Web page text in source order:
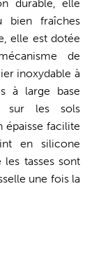
durable, elle
bien fraîches
elle est dotée
de
inoxydable à
à large base
sur les sols
épaisse facilite
en silicone
tasses sont
une fois la